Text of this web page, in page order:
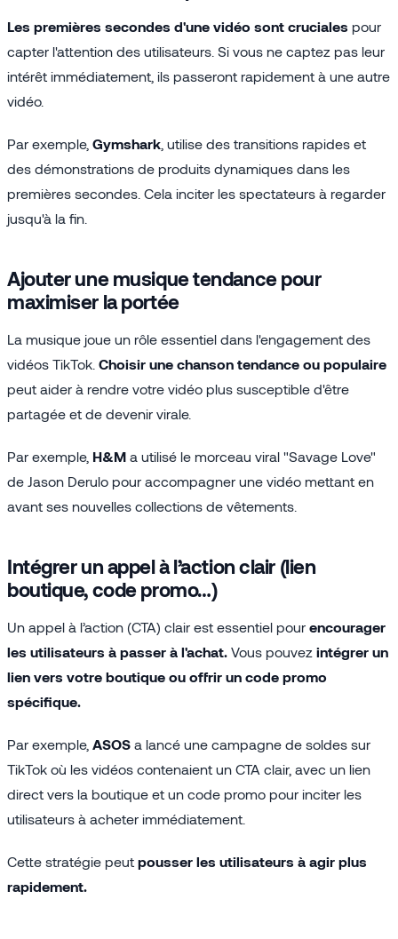
Les premières secondes d'une vidéo sont cruciales pour
capter l'attention des utilisateurs. Si vous ne captez pas leur
intérêt immédiatement, ils passeront rapidement à une autre
vidéo.
Par exemple, Gymshark , utilise des transitions rapides et
des démonstrations de produits dynamiques dans les
premières secondes. Cela inciter les spectateurs à regarder
jusqu'à la fin.
Ajouter une musique tendance pour
maximiser la portée
La musique joue un rôle essentiel dans l'engagement des
vidéos TikTok. Choisir une chanson tendance ou populaire
peut aider à rendre votre vidéo plus susceptible d'être
partagée et de devenir virale.
Par exemple, H&M a utilisé le morceau viral "Savage Love"
de Jason Derulo pour accompagner une vidéo mettant en
avant ses nouvelles collections de vêtements.
Intégrer un appel à l’action clair (lien
boutique, code promo…)
Un appel à l’action (CTA) clair est essentiel pour encourager
les utilisateurs à passer à l'achat. Vous pouvez intégrer un
lien vers votre boutique ou offrir un code promo
spécifique.
Par exemple, ASOS a lancé une campagne de soldes sur
TikTok où les vidéos contenaient un CTA clair, avec un lien
direct vers la boutique et un code promo pour inciter les
utilisateurs à acheter immédiatement.
Cette stratégie peut pousser les utilisateurs à agir plus
rapidement.